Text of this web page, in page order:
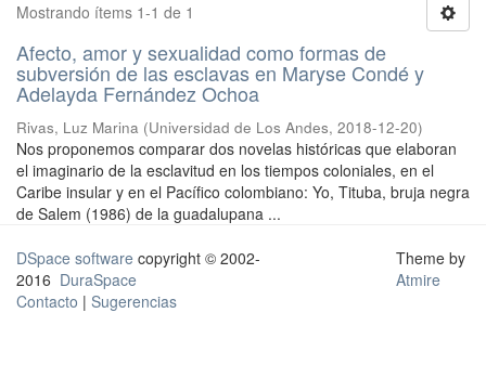
Mostrando ítems 1-1 de 1
Afecto, amor y sexualidad como formas de
subversión de las esclavas en Maryse Condé y
Adelayda Fernández Ochoa
Rivas, Luz Marina (Universidad de Los Andes, 2018-12-20)
Nos proponemos comparar dos novelas históricas que elaboran
el imaginario de la esclavitud en los tiempos coloniales, en el
Caribe insular y en el Pacífico colombiano: Yo, Tituba, bruja negra
de Salem (1986) de la guadalupana ...
DSpace software copyright © 2002-
2016 DuraSpace
Contacto | Sugerencias
Theme by
Atmire